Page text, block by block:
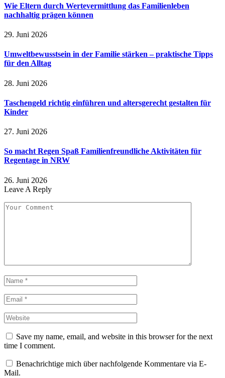
Wie Eltern durch Wertevermittlung das Familienleben
nachhaltig prägen können
29. Juni 2026
Umweltbewusstsein in der Familie stärken – praktische Tipps
für den Alltag
28. Juni 2026
Taschengeld richtig einführen und altersgerecht gestalten für
Kinder
27. Juni 2026
So macht Regen Spaß Familienfreundliche Aktivitäten für
Regentage in NRW
26. Juni 2026
Leave A Reply
Save my name, email, and website in this browser for the next
time I comment.
Benachrichtige mich über nachfolgende Kommentare via E-
Mail.